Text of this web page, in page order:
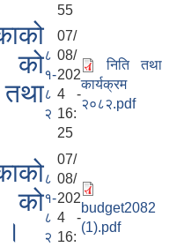
55
को८
१-
८
२
07/
08/
202
4 -
16:
25
निति तथा
कार्यक्रम
२०८२.pdf
को
८
१-
८
२
07/
08/
202
4 -
16:
budget2082
(1).pdf